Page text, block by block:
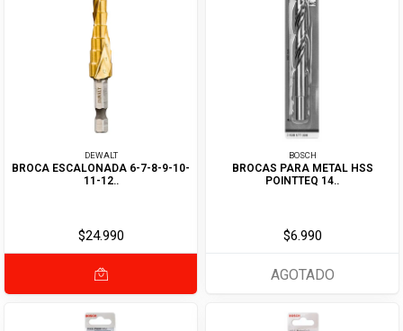
DEWALT
BROCA ESCALONADA 6-7-8-9-10-
11-12..
$24.990
BOSCH
BROCAS PARA METAL HSS
POINTTEQ 14..
$6.990
AGOTADO